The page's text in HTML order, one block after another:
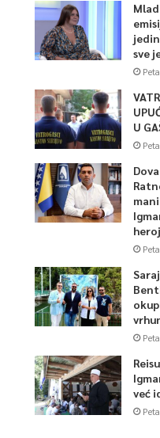
sve
U
već